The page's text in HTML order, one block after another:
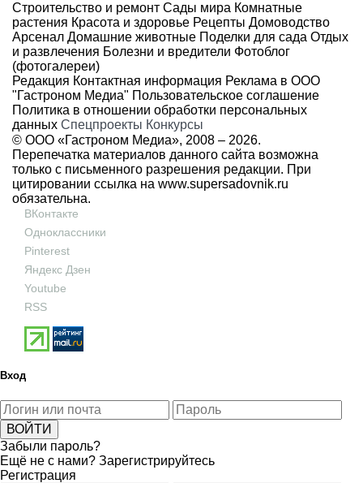
Строительство и ремонт Сады мира Комнатные
растения Красота и здоровье Рецепты Домоводство
Арсенал Домашние животные Поделки для сада Отдых
и развлечения Болезни и вредители Фотоблог
(фотогалереи)
Редакция Контактная информация Реклама в ООО
"Гастроном Медиа" Пользовательское соглашение
Политика в отношении обработки персональных
данных Спецпроекты Конкурсы
© ООО «Гастроном Медиа», 2008 – 2026.
Перепечатка материалов данного сайта возможна
только с письменного разрешения редакции. При
цитировании ссылка на www.supersadovnik.ru
обязательна.
ВКонтакте
Одноклассники
Pinterest
Яндекс Дзен
Youtube
RSS
Вход
Забыли пароль?
Ещё не с нами? Зарегистрируйтесь
Регистрация